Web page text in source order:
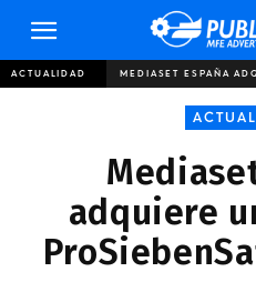
Publiespaña
ACTUALIDAD MEDIASET ESPAÑA
adquiere